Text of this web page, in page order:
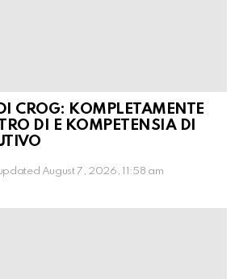
CROG: KOMPLETAMENTE
DI E KOMPETENSIA DI
August 7, 2026, 11:58 am